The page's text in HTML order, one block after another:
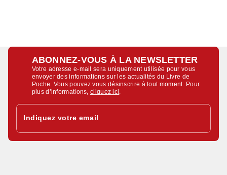
ABONNEZ-VOUS À LA NEWSLETTER
Votre adresse e-mail sera uniquement utilisée pour vous
envoyer des informations sur les actualités du Livre de
Poche. Vous pouvez vous désinscrire à tout moment. Pour
plus d’informations,cliquez ici
Indiquez votre email